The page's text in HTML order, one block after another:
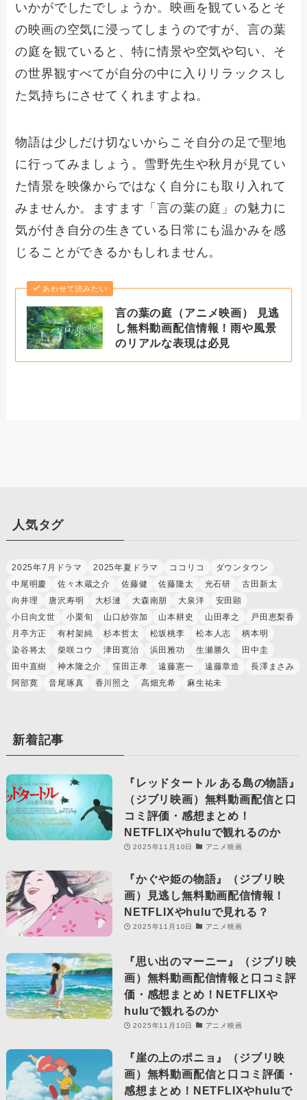
いかがでしたでしょうか。映画を観ているとそ
の映画の空気に浸ってしまうのですが、言の葉
の庭を観ていると、特に情景や空気や匂い、そ
の世界観すべてが自分の中に入りリラックスし
た気持ちにさせてくれますよね。
物語は少しだけ切ないからこそ自分の足で聖地
に行ってみましょう。雪野先生や秋月が見てい
た情景を映像からではなく自分にも取り入れて
みませんか。ますます「言の葉の庭」の魅力に
気が付き自分の生きている日常にも温かみを感
じることができるかもしれません。
あわせて読みたい
言の葉の庭（アニメ映画） 見逃
し無料動画配信情報！雨や風景
のリアルな表現は必見
人気タグ
2025年7月ドラマ 2025年夏ドラマ ココリコ
ダウンタウン
中尾明慶
佐々木蔵之介 佐藤健 佐藤隆太 光石研
古田新太
向井理
唐沢寿明 大杉漣 大森南朋 大泉洋
安田顕
小日向文世
小栗旬 山口紗弥加 山本耕史 山田孝之
戸田恵梨香
月亭方正
有村架純 杉本哲太 松坂桃李 松本人志
柄本明
染谷将太
柴咲コウ 津田寛治 浜田雅功 生瀬勝久
田中圭
田中直樹
神木隆之介 窪田正孝 遠藤憲一 遠藤章造
長澤まさみ
阿部寛
音尾琢真 香川照之 高畑充希 麻生祐未
新着記事
『レッドタートル ある島の物語』
（ジブリ映画）無料動画配信と口
コミ評価・感想まとめ！
NETFLIXやhuluで観れるのか
2025年11月10日 アニメ映画
『かぐや姫の物語』（ジブリ映
画）見逃し無料動画配信情報！
NETFLIXやhuluで見れる？
2025年11月10日 アニメ映画
『思い出のマーニー』（ジブリ映
画）無料動画配信情報と口コミ評
価・感想まとめ！NETFLIXや
huluで観れるのか
2025年11月10日 アニメ映画
『崖の上のポニョ』（ジブリ映
画）無料動画配信と口コミ評価・
感想まとめ！NETFLIXやhuluで